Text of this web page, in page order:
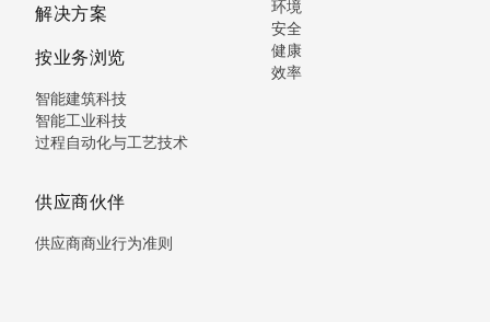
解决方案
按业务浏览
智能建筑科技
智能工业科技
过程自动化与工艺技术
供应商伙伴
供应商商业行为准则
环境
安全
健康
效率